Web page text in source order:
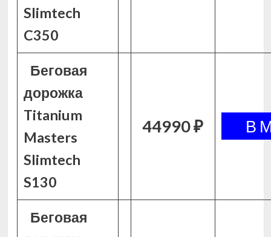
Slimtech
C350
Беговая
дорожка
Titanium
Masters
Slimtech
S130
44990 ₽
Беговая